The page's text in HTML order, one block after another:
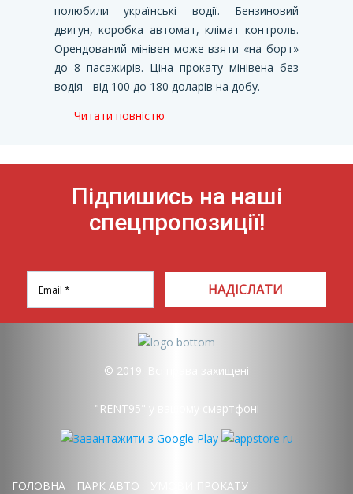
полюбили українські водії. Бензиновий
двигун, коробка автомат, клімат контроль.
Орендований мінівен може взяти «на борт»
до 8 пасажирів. Ціна прокату мінівена без
водія - від 100 до 180 доларів на добу.
Читати повністю
Підпишись на наші
спецпропозиції!
НАДІСЛАТИ
© 2019. Всі права захищені
"RENT95" у вашому смартфоні
ГОЛОВНА ПАРК АВТО
УМОВИ ПРОКАТУ